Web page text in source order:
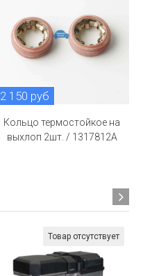
2 150 руб
Кольцо термостойкое на
выхлоп 2шт. / 1317812A
Товар отсутствует